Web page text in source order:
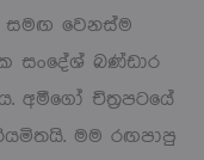
සමඟ වෙනස්ම
සංදේශ් බණ්ඩාර
අමීගෝ චිත්‍රපටයේ
මම රඟපාපු